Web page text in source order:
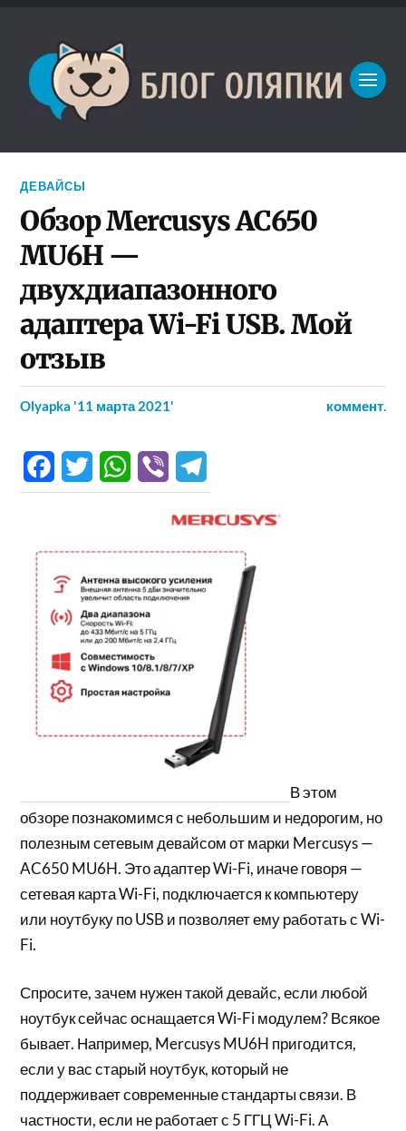
ДЕВАЙСЫ
Обзор Mercusys AC650
MU6H —
двухдиапазонного
адаптера Wi-Fi USB. Мой
отзыв
Olyapka '11 марта 2021' коммент.
FacebookTwitter WhatsApp
Viber
В этом
обзоре познакомимся с небольшим и недорогим, но
полезным сетевым девайсом от марки Mercusys —
AC650 MU6H. Это адаптер Wi-Fi, иначе говоря —
сетевая карта Wi-Fi, подключается к компьютеру
или ноутбуку по USB и позволяет ему работать с Wi-
Fi.
Спросите, зачем нужен такой девайс, если любой
ноутбук сейчас оснащается Wi-Fi модулем? Всякое
бывает. Например, Mercusys MU6H пригодится,
если у вас старый ноутбук, который не
поддерживает современные стандарты связи. В
частности, если не работает с 5 ГГЦ Wi-Fi. А